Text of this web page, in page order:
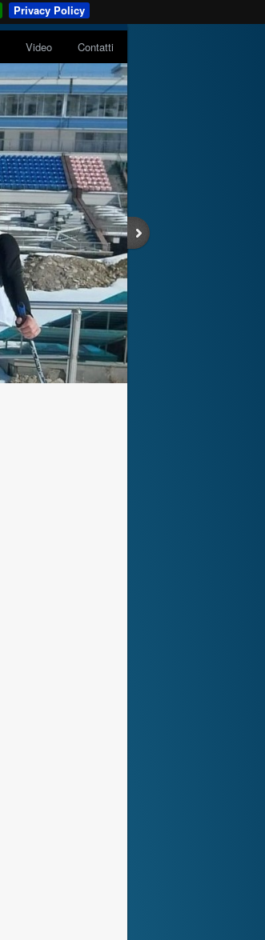
Privacy Policy
Video Contatti